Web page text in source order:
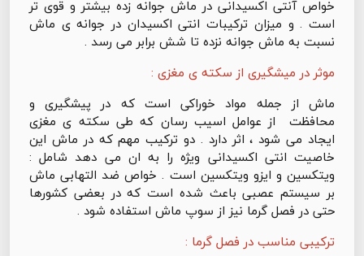
خواص آنتی اکسیدانی در ماش جوانه زده بیشتر و قوی تر
است . و میزان ترکیبات انتی اکسیدان در جوانه ی ماش
نسبت به ماش جوانه نزده تا شش برابر می رسد .
موثر در میشگیری از سکته ی مغزی :
ماش از جمله مواد خوراکی است که در پیشگیری و
محافظت از عوامل اسیب رسان که طی سکته ی مغزی
ایجاد می شود ، اثر دارد . دو ترکیب مهم که در ماش این
خاصیت انتی اکسیدانی ویژه را به ان می دهد شامل :
ویتکسین و ایزو ویتکسین است . خواص ضد التهابی ماش
بر سیستم عصبی باعث شده است که در بعضی کشورها
حتی در فصل گرما نیز از سوپ ماش استفاده شود .
ترکیبی مناسب در فصل گرما :